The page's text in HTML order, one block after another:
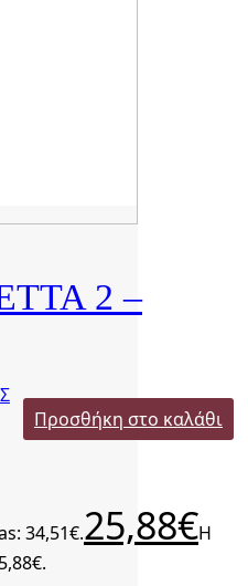
2 –
Προσθήκη στο καλάθι
34,51€.25,88€Η